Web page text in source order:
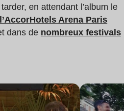
en attendant l’album le
l’AccorHotels Arena Paris
dans de nombreux festivals
Lire l’article